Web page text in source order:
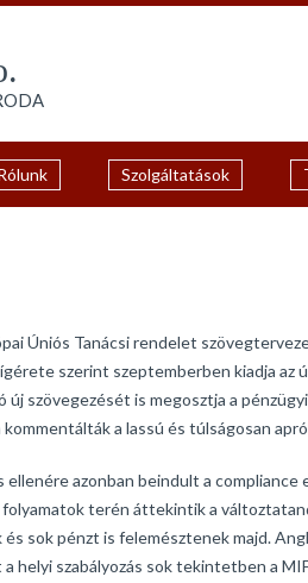
Szolgáltatások
Úniós Tanácsi rendelet
szerint szeptemberben kiadja az
szövegezését is megosztja a
a lassú és túlságosan
ellenére azonban beindult a compliance
folyamatok terén áttekintik a
sok pénzt is felemésztenek majd.
helyi szabályozás sok tekintetben a